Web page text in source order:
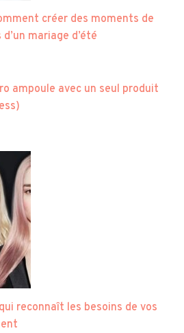
créer des moments de
mariage d’été
ampoule avec un seul produit
reconnaît les besoins de vos